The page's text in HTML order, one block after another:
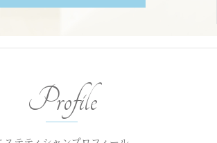
access map
で予約する
Profile